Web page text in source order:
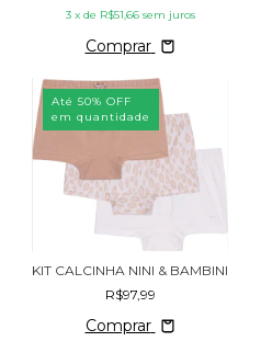
3 x de R$51,66 sem juros
Comprar
Até 50% OFF
em quantidade
KIT CALCINHA NINI & BAMBINI
R$97,99
Comprar